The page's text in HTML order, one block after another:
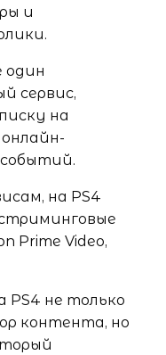
и
один
сервис,
на
на PS4
Prime Video,
PS4 не только
контента, но